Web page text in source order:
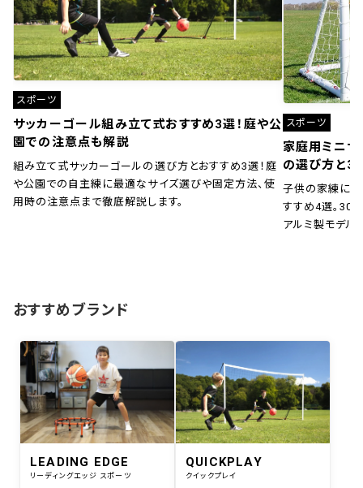
スポーツ
サッカーゴール組み立て式おすすめ3選！庭や公
園での注意点も解説
組み立て式サッカーゴールの選び方とおすすめ3選！庭
や公園での自主練に最適なサイズ選びや固定方法、使
用時の注意点まで徹底解説します。
スポーツ
家庭用ミニサ
の選び方と
子供の家練に！
すすめ4選。30
アルミ製モデル
おすすめブランド
LEADING EDGE
リーディングエッジ スポーツ
QUICKPLAY
クイックプレイ